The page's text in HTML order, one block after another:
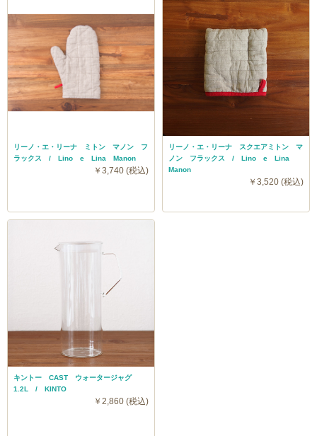
リーノ・エ・リーナ ミトン マノン フ
ラックス / Lino e Lina Manon
￥3,740 (税込)
リーノ・エ・リーナ スクエアミトン マ
ノン フラックス / Lino e Lina
Manon
￥3,520 (税込)
キントー CAST ウォータージャグ
1.2L / KINTO
￥2,860 (税込)